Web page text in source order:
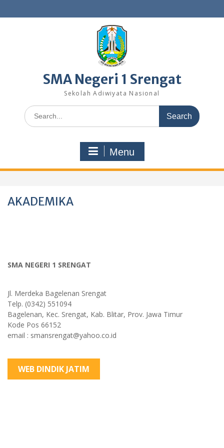
to
SMA Negeri 1 Srengat
Sekolah Adiwiyata Nasional
Search
for:
Menu
AKADEMIKA
SMA NEGERI 1 SRENGAT
Jl. Merdeka Bagelenan Srengat
Telp. (0342) 551094
Bagelenan, Kec. Srengat, Kab. Blitar, Prov. Jawa Timur
Kode Pos 66152
email : smansrengat@yahoo.co.id
WEB DINDIK JATIM